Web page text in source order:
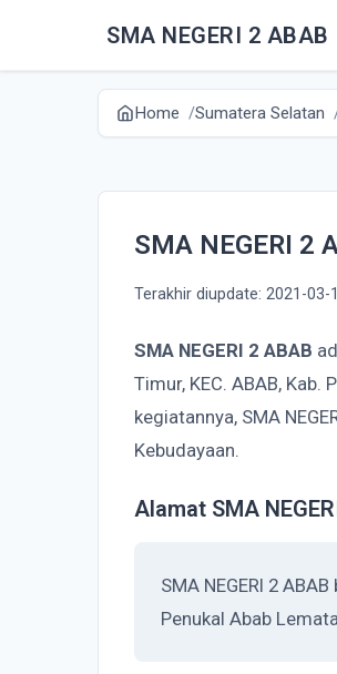
SMA NEGERI 2 ABAB
Home Sumatera Selatan
SMA NEGERI 2
Terakhir diupdate: 2021-03-
SMA NEGERI 2 ABAB
Timur, KEC. ABAB,
kegiatannya, SMA
Kebudayaan.
Alamat SMA
SMA NEGERI 2
Penukal Abab